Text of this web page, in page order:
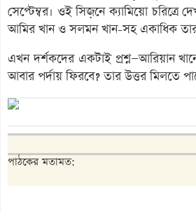
সেপ্টেম্বর। ওই সিজ়নে ক্যামিয়ো চরিত্রে
আমির খান ও সলমন খান-সহ একাধিক
এখন দর্শকদের একটাই প্রশ্ন—আরিয়ান
আবার পর্দায় ফিরবে? তার উত্তর মিলতে
পাঠকের মতামত: